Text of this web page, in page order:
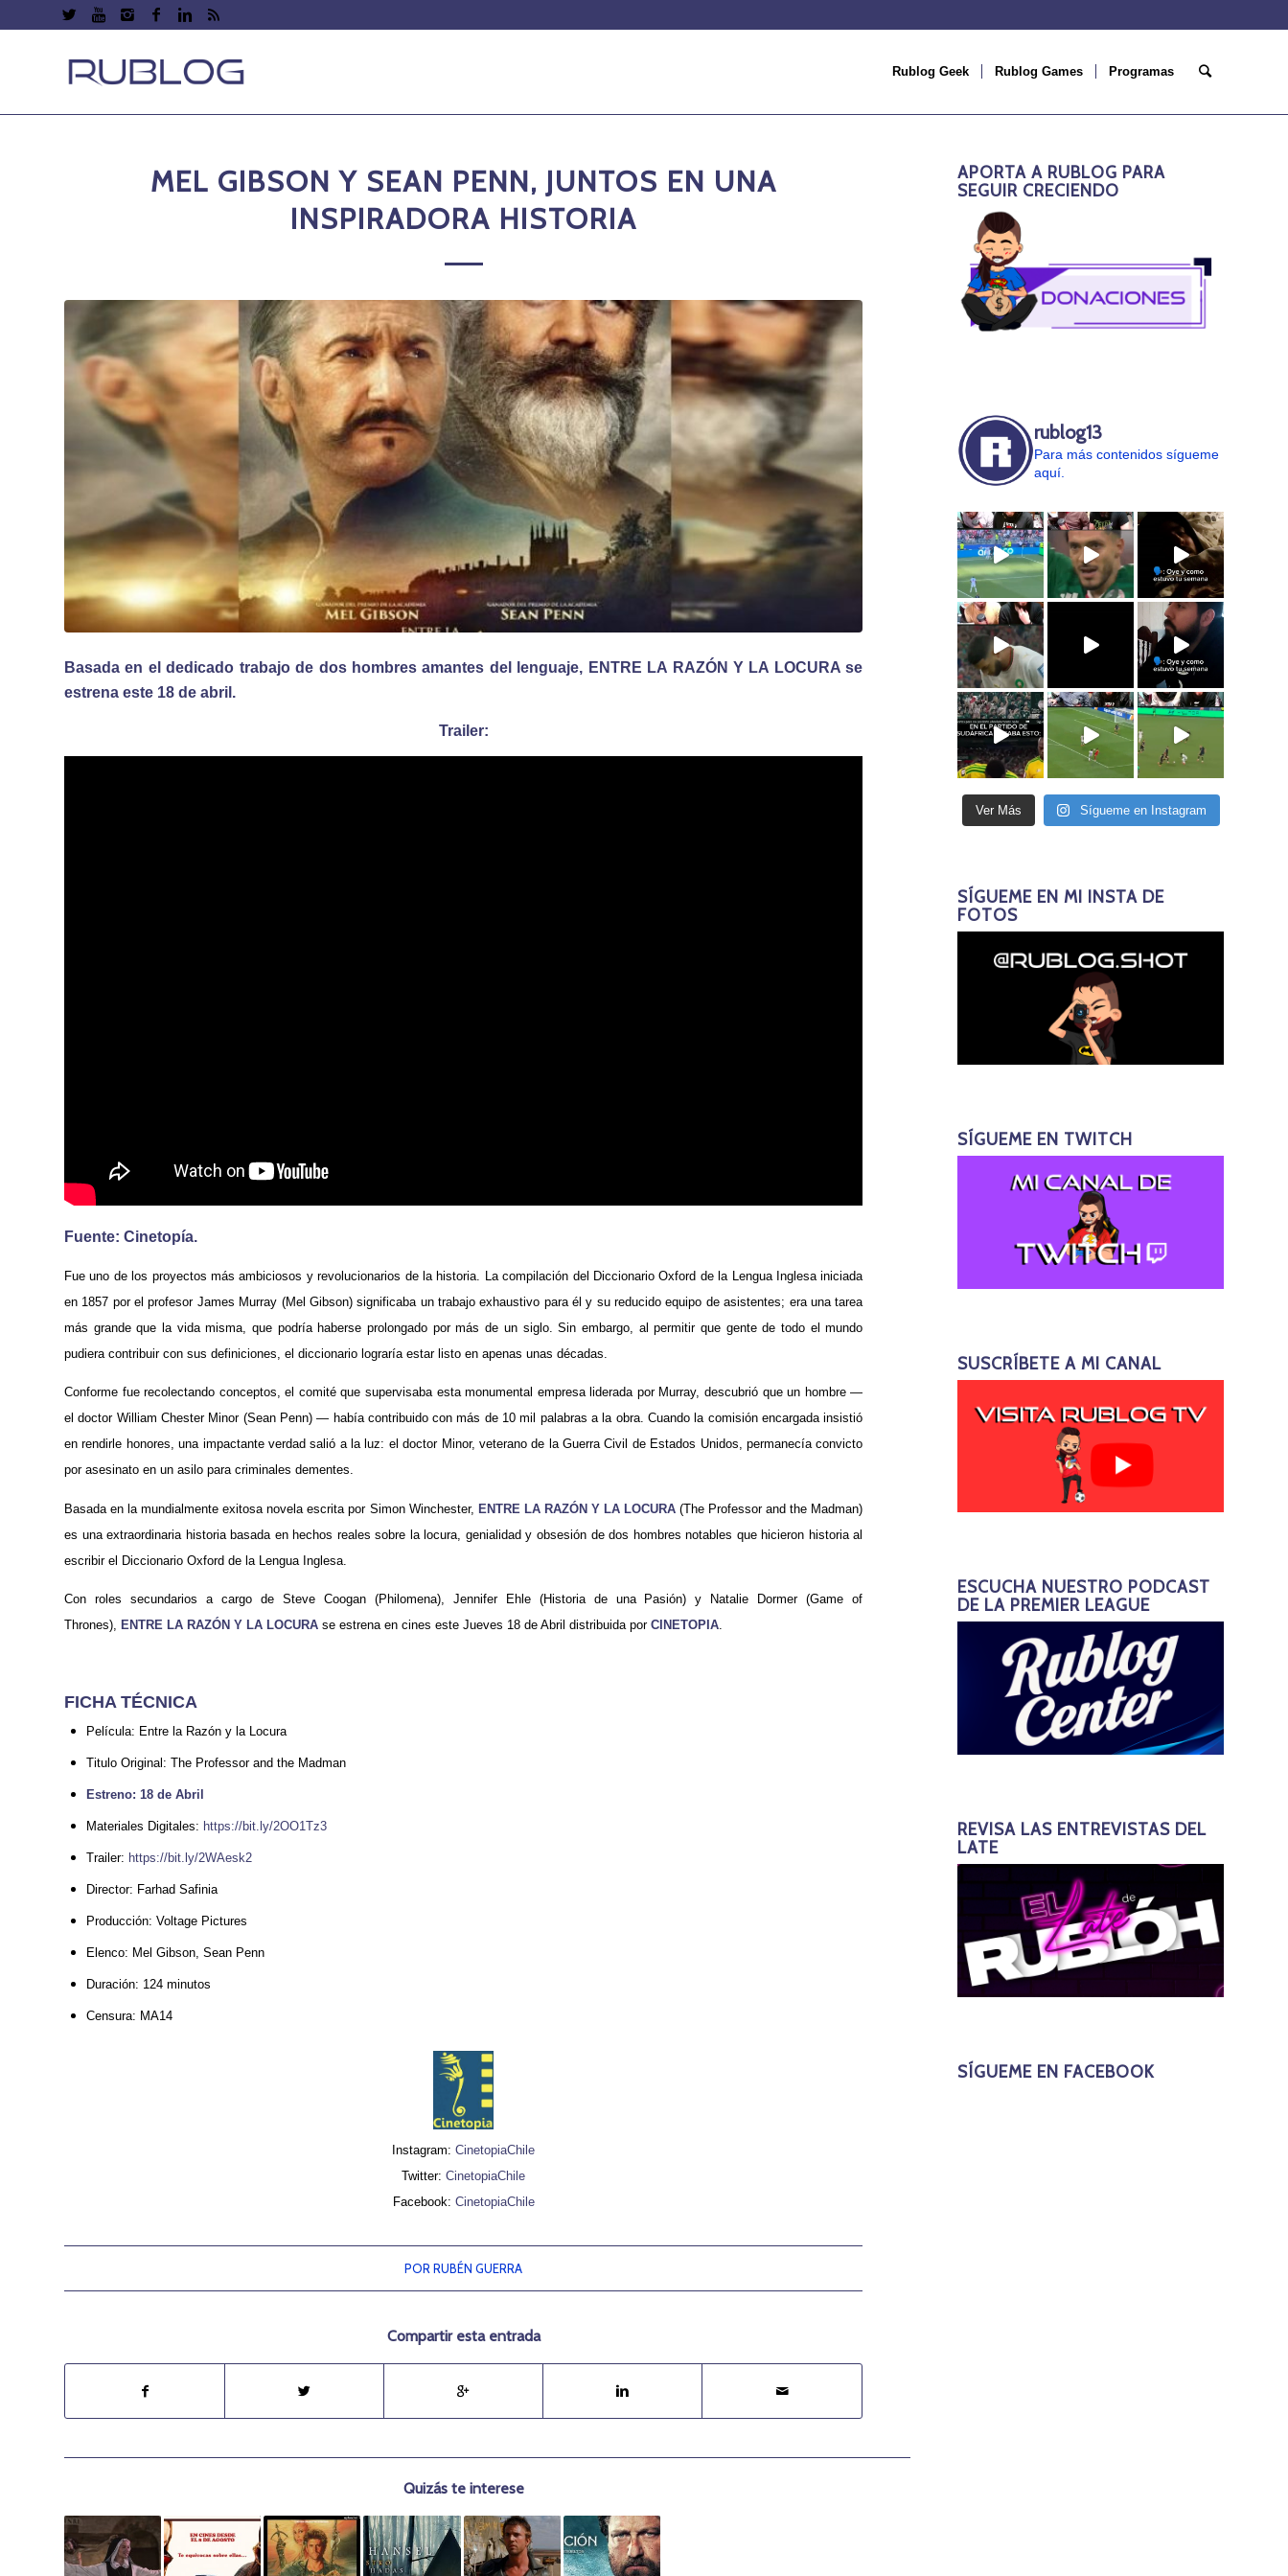
Rublog Geek Rublog Games Programas
MEL GIBSON Y SEAN PENN, JUNTOS EN UNA
INSPIRADORA HISTORIA
Basada en el dedicado trabajo de dos hombres amantes del lenguaje, ENTRE LA RAZÓN Y LA LOCURA se
estrena este 18 de abril.
Trailer:
Fuente: Cinetopía.
Fue uno de los proyectos más ambiciosos y revolucionarios de la historia. La compilación del Diccionario Oxford de la Lengua Inglesa iniciada
en 1857 por el profesor James Murray (Mel Gibson) significaba un trabajo exhaustivo para él y su reducido equipo de asistentes; era una tarea
más grande que la vida misma, que podría haberse prolongado por más de un siglo. Sin embargo, al permitir que gente de todo el mundo
pudiera contribuir con sus definiciones, el diccionario lograría estar listo en apenas unas décadas.
Conforme fue recolectando conceptos, el comité que supervisaba esta monumental empresa liderada por Murray, descubrió que un hombre —
el doctor William Chester Minor (Sean Penn) — había contribuido con más de 10 mil palabras a la obra. Cuando la comisión encargada insistió
en rendirle honores, una impactante verdad salió a la luz: el doctor Minor, veterano de la Guerra Civil de Estados Unidos, permanecía convicto
por asesinato en un asilo para criminales dementes.
Basada en la mundialmente exitosa novela escrita por Simon Winchester, ENTRE LA RAZÓN Y LA LOCURA(The Professor and the Madman)
es una extraordinaria historia basada en hechos reales sobre la locura, genialidad y obsesión de dos hombres notables que hicieron historia al
escribir el Diccionario Oxford de la Lengua Inglesa.
Con roles secundarios a cargo de Steve Coogan (Philomena), Jennifer Ehle (Historia de una Pasión) y Natalie Dormer (Game of
Thrones), ENTRE LA RAZÓN Y LA LOCURA se estrena en cines este Jueves 18 de Abril distribuida por CINETOPIA.
FICHA TÉCNICA
Película: Entre la Razón y la Locura
Titulo Original: The Professor and the Madman
Estreno: 18 de Abril
Materiales Digitales: https://bit.ly/2OO1Tz3
Trailer: https://bit.ly/2WAesk2
Director: Farhad Safinia
Producción: Voltage Pictures
Elenco: Mel Gibson, Sean Penn
Duración: 124 minutos
Censura: MA14
Instagram:CinetopiaChile
Twitter:CinetopiaChile
Facebook: CinetopiaChile
PORRUBÉN GUERRA
Compartir esta entrada
Quizás te interese
APORTA A RUBLOG PARA
SEGUIR CRECIENDO
rublog13
Para más contenidos sígueme
aquí.
Ver Más Sígueme en Instagram
SÍGUEME EN MI INSTA DE
FOTOS
SÍGUEME EN TWITCH
SUSCRÍBETE A MI CANAL
ESCUCHA NUESTRO PODCAST
DE LA PREMIER LEAGUE
REVISA LAS ENTREVISTAS DEL
LATE
SÍGUEME EN FACEBOOK